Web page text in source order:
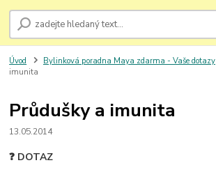
Úvod Bylinková poradna Maya zdarma - Vaše dotazy
imunita
Průdušky a imunita
13.05.2014
❓ DOTAZ